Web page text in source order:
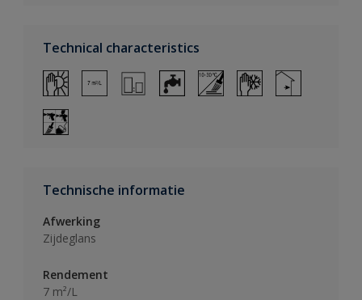
Technical characteristics
Technische informatie
Afwerking
Zijdeglans
Rendement
7 m²/L